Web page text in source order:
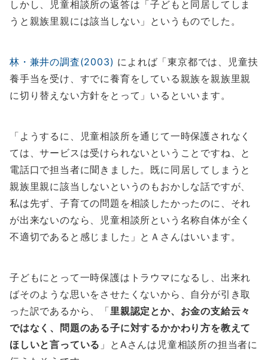
しかし、児童相談所の返答は「子どもと同居してしま
うと親族里親には該当しない」というものでした。
林・兼井の調査(2003) によれば「東京都では、児童扶
養手当を受け、すでに養育をしている親族を親族里親
に切り替えない方針をとって」いるといいます。
「ようするに、児童相談所を通じて一時保護されなく
ては、サービスは受けられないということですね、と
電話口で担当者に聞きました。既に同居してしまうと
親族里親に該当しないというのもおかしな話ですが、
私は先ず、子育ての問題を相談したかったのに、それ
が出来ないのなら、児童相談所という名称自体が全く
不適切であると感じました」とＡさんはいいます。
子どもにとって一時保護はトラウマになるし、出来れ
ばそのような思いをさせたくないから、自分が引き取
った訳であるから、「里親認定とか、お金の支給云々
ではなく、問題のある子に対するかかわり方を教えて
ほしいと言っている 」とAさんは児童相談所の担当者に